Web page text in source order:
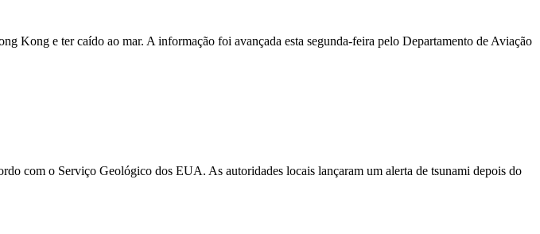
Kong e ter caído ao mar. A informação foi avançada esta segunda-feira pelo Departamento de Aviação
com o Serviço Geológico dos EUA. As autoridades locais lançaram um alerta de tsunami depois do